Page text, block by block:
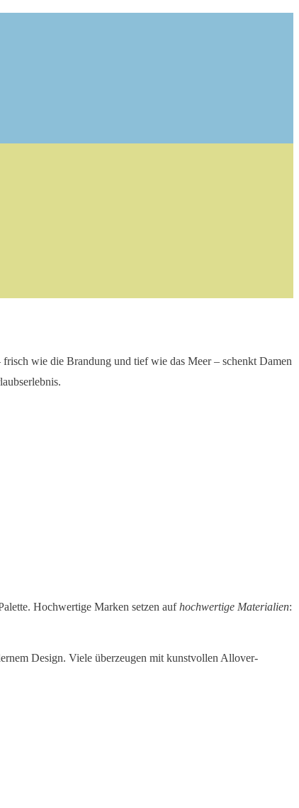
wie die Brandung und tief wie das Meer – schenkt Damen
Hochwertige Marken setzen aufhochwertige Materialien:
Design. Viele überzeugen mit kunstvollen Allover-